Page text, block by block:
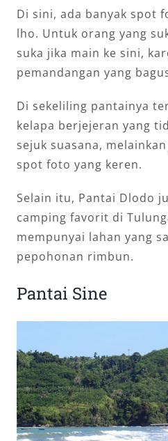
Di sini, ada banyak spot
lho. Untuk orang yang
suka jika main ke sini,
pemandangan yang
Di sekeliling pantainya
kelapa berjejeran yang
sejuk suasana,
spot foto yang keren.
Selain itu, Pantai Dlodo
camping favorit di
mempunyai lahan yang
pepohonan rimbun.
Pantai Sine